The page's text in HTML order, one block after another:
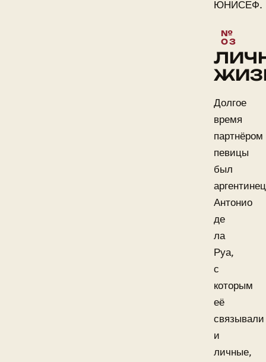
ЮНИСЕФ.
Долгое
время
партнёром
певицы
был
аргентинец
Антонио
де
ла
Руа,
с
которым
её
связывали
и
личные,